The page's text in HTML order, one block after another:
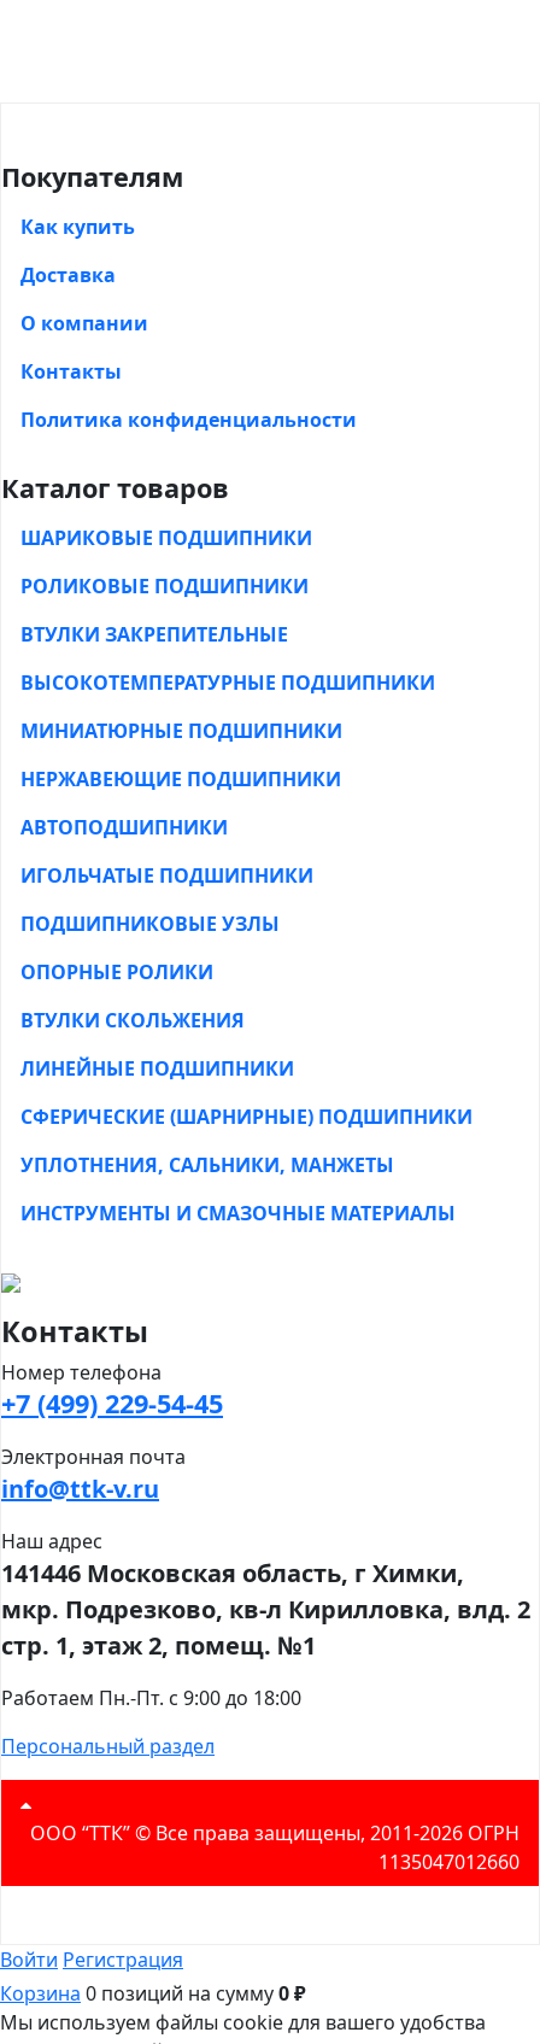
Покупателям
Как купить
Доставка
О компании
Контакты
Политика конфиденциальности
Каталог товаров
ШАРИКОВЫЕ ПОДШИПНИКИ
РОЛИКОВЫЕ ПОДШИПНИКИ
ВТУЛКИ ЗАКРЕПИТЕЛЬНЫЕ
ВЫСОКОТЕМПЕРАТУРНЫЕ ПОДШИПНИКИ
МИНИАТЮРНЫЕ ПОДШИПНИКИ
НЕРЖАВЕЮЩИЕ ПОДШИПНИКИ
АВТОПОДШИПНИКИ
ИГОЛЬЧАТЫЕ ПОДШИПНИКИ
ПОДШИПНИКОВЫЕ УЗЛЫ
ОПОРНЫЕ РОЛИКИ
ВТУЛКИ СКОЛЬЖЕНИЯ
ЛИНЕЙНЫЕ ПОДШИПНИКИ
СФЕРИЧЕСКИЕ (ШАРНИРНЫЕ) ПОДШИПНИКИ
УПЛОТНЕНИЯ, САЛЬНИКИ, МАНЖЕТЫ
ИНСТРУМЕНТЫ И СМАЗОЧНЫЕ МАТЕРИАЛЫ
Контакты
Номер телефона
+7 (499) 229-54-45
Электронная почта
info@ttk-v.ru
Наш адрес
141446 Московская область, г Химки,
мкр. Подрезково, кв-л Кирилловка, влд. 2
стр. 1, этаж 2, помещ. №1
Работаем Пн.-Пт. с 9:00 до 18:00
Персональный раздел
ООО “ТТК” ©️ Все права защищены, 2011-2026 ОГРН
1135047012660
Войти Регистрация
Корзина 0 позиций на сумму0 ₽
Мы используем файлы cookie для вашего удобства